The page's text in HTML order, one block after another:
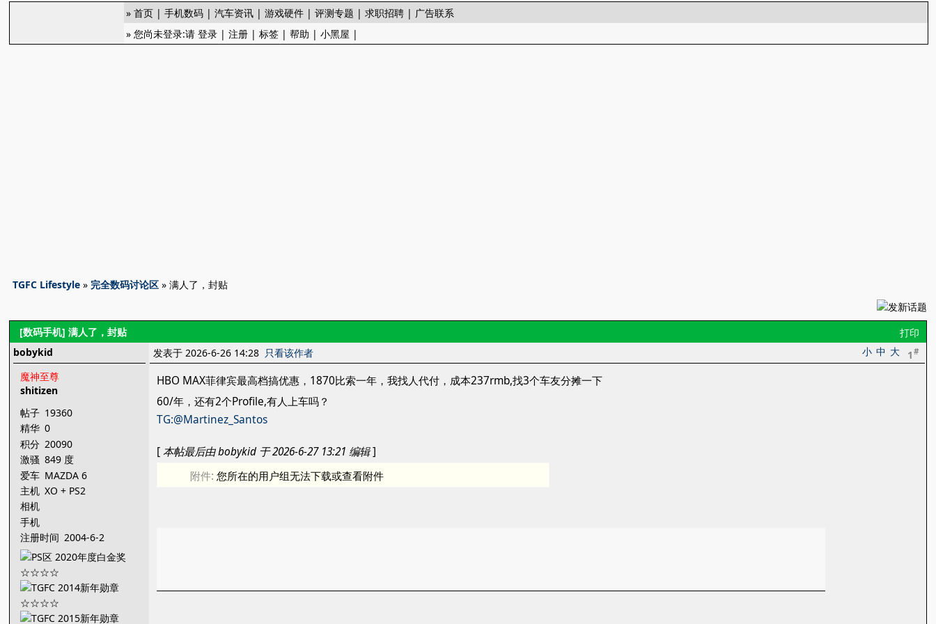
»首页 |手机数码 |汽车资讯 |游戏硬件 |评测专题 |求职招聘 | 广告联系
» 您尚未登录:请登录 |注册 |标签 |帮助 |小黑屋 |
TGFC Lifestyle » 完全数码讨论区 » 满人了，封贴
打印
[数码手机] 满人了，封贴
bobykid
魔神至尊
shitizen
帖子 19360
精华 0
积分 20090
激骚 849 度
爱车 MAZDA 6
主机 XO + PS2
相机
手机
注册时间 2004-6-2
1 #
大
中
小
发表于 2026-6-26 14:28 只看该作者
HBO MAX菲律宾最高档搞优惠，1870比索一年，我找人代付，成本237rmb,找3个车友分摊一下
60/年，还有2个Profile,有人上车吗？
TG:@Martinez_Santos
[本帖最后由 bobykid 于 2026-6-27 13:21 编辑]
附件: 您所在的用户组无法下载或查看附件